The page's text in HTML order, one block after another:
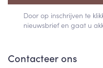
Door op inschrijven te
nieuwsbrief en gaat u
Contacteer ons